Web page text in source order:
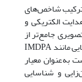
ترکیب شاخص‌های
الکتریکی و
جامع‌تر از
تخریب سرزمین ارائه دهند. در این چارچوب، مدل‌هایی مانند IMDPA
به‌عنوان معیار
و شناسایی